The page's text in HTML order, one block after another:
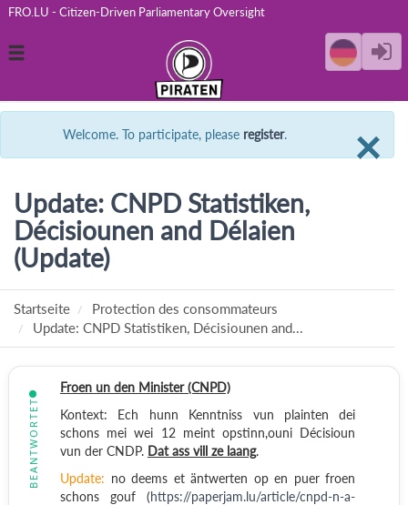
FRO.LU - Citizen-Driven Parliamentary Oversight
Toggle
×
Welcome. To participate, please register.
Update: CNPD Statistiken,
Décisiounen and Délaien
(Update)
Startseite
Protection des consommateurs
Update: CNPD Statistiken, Décisiounen and...
BEANTWORTET
Froen un den Minister (CNPD)
Kontext: Ech hunn Kenntniss vun plainten dei
schons mei wei 12 meint opstinn,ouni Décisioun
vun der CNDP. Dat ass vill ze laang.
Update: no deems et äntwerten op en puer froen
schons gouf (https://paperjam.lu/article/cnpd-n-a-